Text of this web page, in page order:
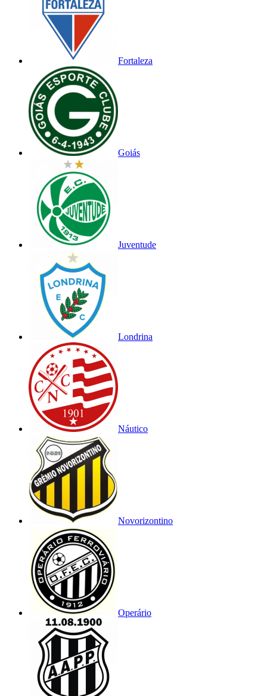
Fortaleza
Goiás
Juventude
Londrina
Náutico
Novorizontino
Operário